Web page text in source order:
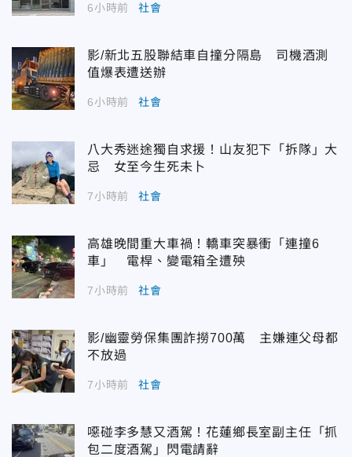
6小時前 社會
影/新北五股聯結車自撞分隔島 司機酒測
值爆表遭送辦
6小時前 社會
八大秀迷途獨自求援！山友犯下「拆隊」大
忌 女至今生死未卜
7小時前 社會
高雄晚間重大車禍！轎車突暴衝「連撞6
車」 電桿、變電箱全遭殃
7小時前 社會
影/幽靈勞保集團詐撈700萬 主嫌連父母都
不放過
7小時前 社會
噁碰李多慧又酒駕！花蓮鄉長室副主任「抓
包二度酒駕」閃電請辭